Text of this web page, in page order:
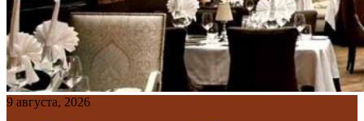
9 августа, 2026